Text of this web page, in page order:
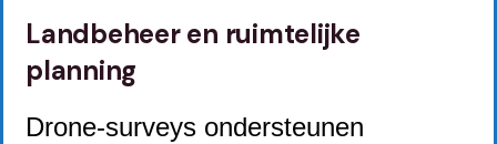
Landbeheer en ruimtelijke
planning
Drone-surveys ondersteunen